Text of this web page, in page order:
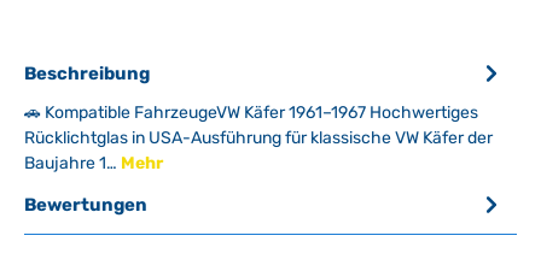
Beschreibung
🚗 Kompatible FahrzeugeVW Käfer 1961–1967 Hochwertiges
Rücklichtglas in USA-Ausführung für klassische VW Käfer der
Baujahre 1… Mehr
Bewertungen